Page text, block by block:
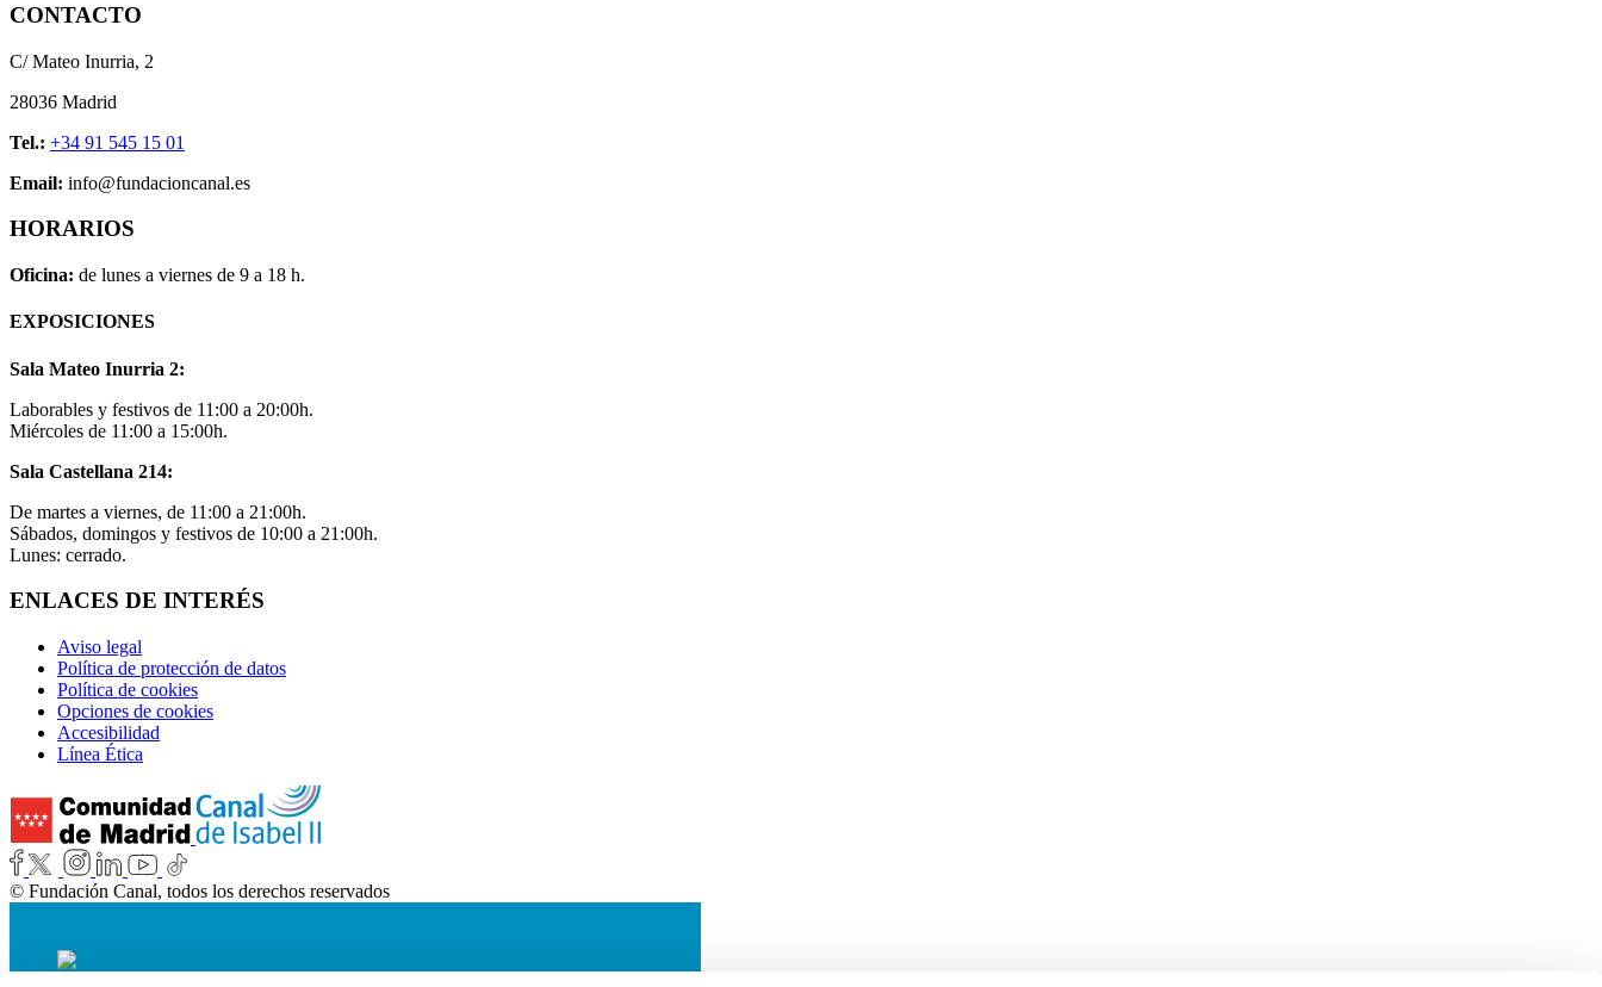
CONTACTO
C/ Mateo Inurria, 2
28036 Madrid
Tel.: +34 91 545 15 01
Email: info@fundacioncanal.es
HORARIOS
Oficina: de lunes a viernes de 9 a 18 h.
EXPOSICIONES
Sala Mateo Inurria 2:
Laborables y festivos de 11:00 a 20:00h.
Miércoles de 11:00 a 15:00h.
Sala Castellana 214:
De martes a viernes, de 11:00 a 21:00h.
Sábados, domingos y festivos de 10:00 a 21:00h.
Lunes: cerrado.
ENLACES DE INTERÉS
Aviso legal
Política de protección de datos
Política de cookies
Opciones de cookies
Accesibilidad
Línea Ética
© Fundación Canal, todos los derechos reservados